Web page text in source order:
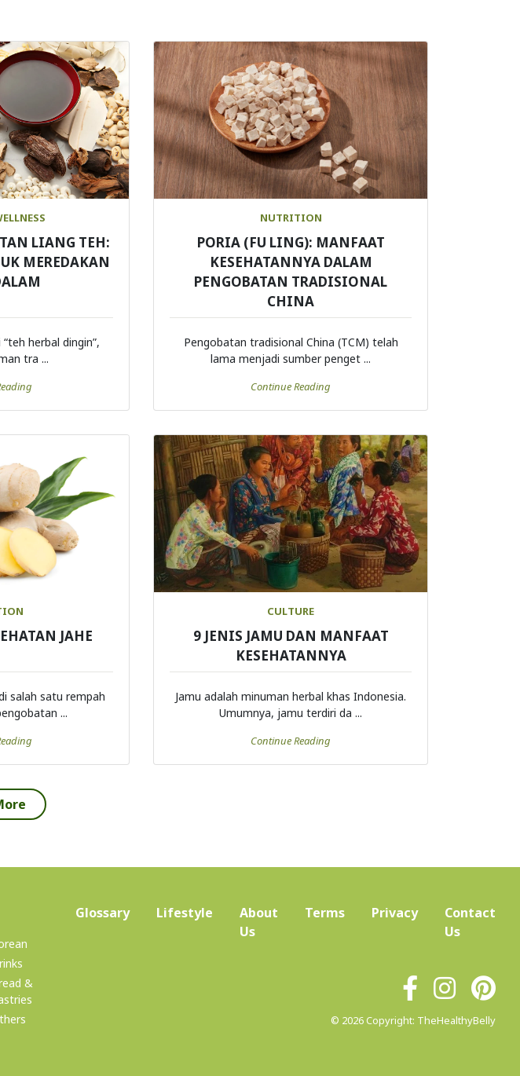
LIANG TEH:
MEREDAKAN
herbal dingin”,
NUTRITION
PORIA (FU LING): MANFAAT
KESEHATANNYA DALAM
PENGOBATAN TRADISIONAL
CHINA
Pengobatan tradisional China (TCM) telah
Continue Reading
JAHE
salah satu rempah
...
CULTURE
9 JENIS JAMU DAN MANFAAT
KESEHATANNYA
Jamu adalah minuman herbal khas Indonesia.
Umumnya, jamu terdiri da ...
Continue Reading
&
Glossary Lifestyle
About
Us(current)
Terms Privacy
Contact
Us
© 2026 Copyright: TheHealthyBelly